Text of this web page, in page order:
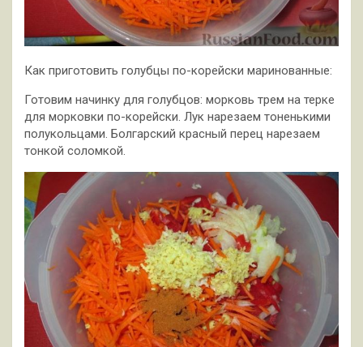
Как приготовить голубцы по-корейски маринованные:
Готовим начинку для голубцов: морковь трем на терке
для морковки по-корейски. Лук нарезаем тоненькими
полукольцами. Болгарский красный перец нарезаем
тонкой соломкой.